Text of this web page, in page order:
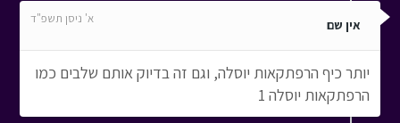
אין שם א' ניסן תשפ"ד
יותר כיף הרפתקאות יוסלה, וגם זה בדיוק אותם שלבים כמו
הרפתקאות יוסלה 1